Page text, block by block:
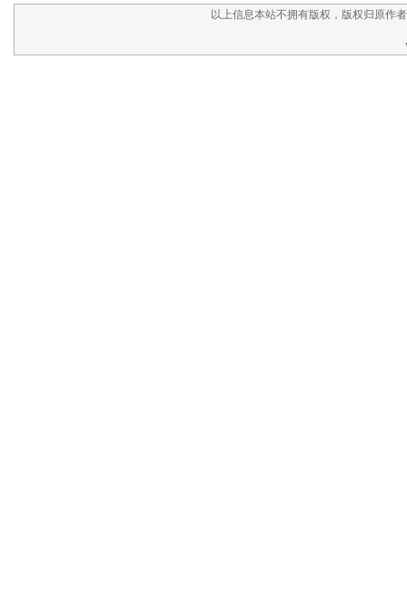
以上信息本站不拥有版权，版权归原作